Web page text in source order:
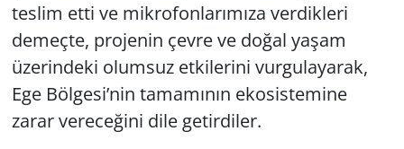
teslim etti ve mikrofonlarımıza verdikleri
demeçte, projenin çevre ve doğal yaşam
üzerindeki olumsuz etkilerini vurgulayarak,
Ege Bölgesi’nin tamamının ekosistemine
zarar vereceğini dile getirdiler.